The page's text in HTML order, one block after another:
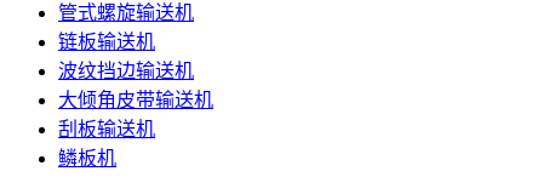
管式螺旋输送机
链板输送机
波纹挡边输送机
大倾角皮带输送机
刮板输送机
鳞板机